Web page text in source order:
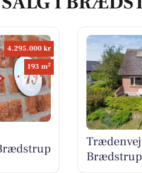
4.295.000 kr
193 m2
Brædstrup